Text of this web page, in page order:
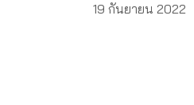
19 กันยายน 2022